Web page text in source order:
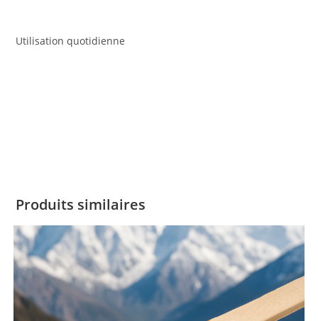
Utilisation quotidienne
Produits similaires